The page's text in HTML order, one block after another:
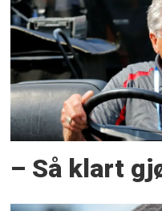
– Så klart